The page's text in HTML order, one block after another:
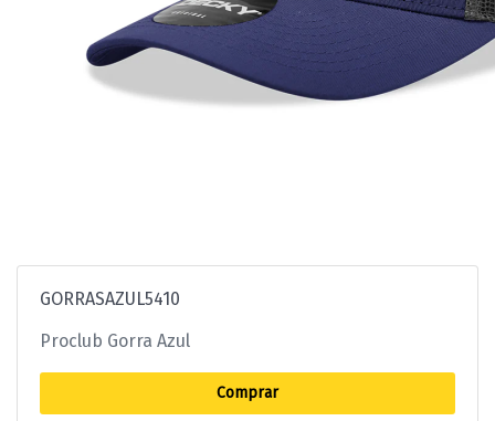
GORRASAZUL5410
Proclub Gorra Azul
Comprar